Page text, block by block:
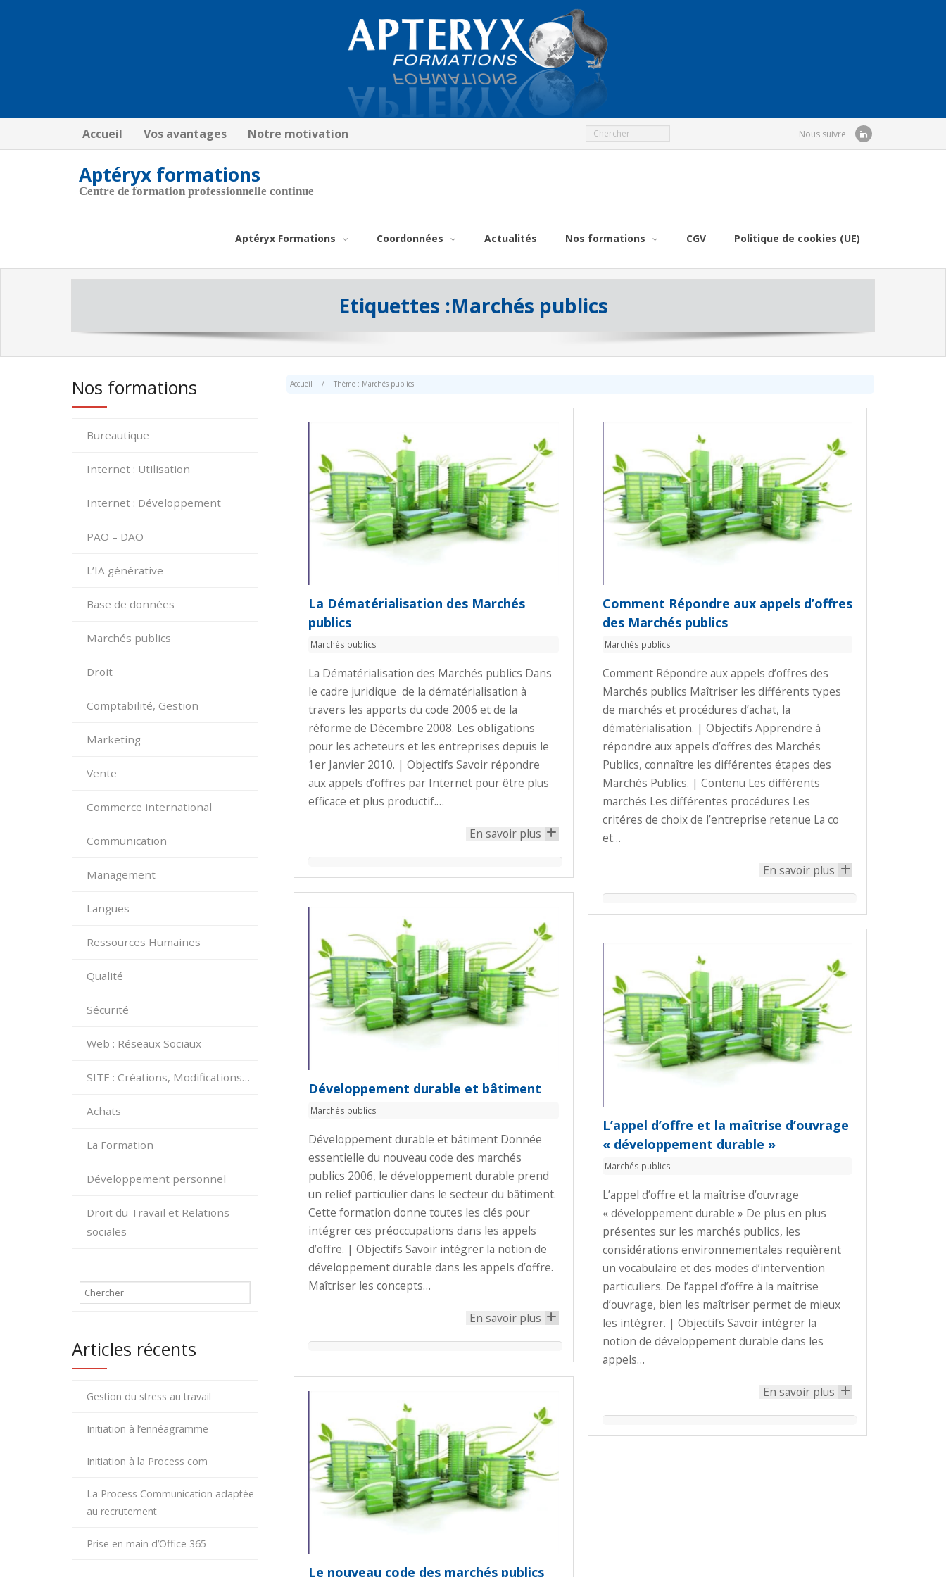
Accueil Vos avantages Notre motivation Nous suivre
Aptéryx formations
Centre de formation professionnelle continue
Aptéryx Formations Coordonnées Actualités Nos formations CGV Politique de cookies (UE)
Etiquettes :Marchés publics
Accueil / Thème : Marchés publics
La Dématérialisation des Marchés
publics
Marchés publics
La Dématérialisation des Marchés publics Dans
le cadre juridique de la dématérialisation à
travers les apports du code 2006 et de la
réforme de Décembre 2008. Les obligations
pour les acheteurs et les entreprises depuis le
1er Janvier 2010. | Objectifs Savoir répondre
aux appels d’offres par Internet pour être plus
efficace et plus productif.…
En savoir plus +
Comment Répondre aux appels d’offres
des Marchés publics
Marchés publics
Comment Répondre aux appels d’offres des
Marchés publics Maîtriser les différents types
de marchés et procédures d’achat, la
dématérialisation. | Objectifs Apprendre à
répondre aux appels d’offres des Marchés
Publics, connaître les différentes étapes des
Marchés Publics. | Contenu Les différents
marchés Les différentes procédures Les
critéres de choix de l’entreprise retenue La co
et…
En savoir plus +
Développement durable et bâtiment
Marchés publics
Développement durable et bâtiment Donnée
essentielle du nouveau code des marchés
publics 2006, le développement durable prend
un relief particulier dans le secteur du bâtiment.
Cette formation donne toutes les clés pour
intégrer ces préoccupations dans les appels
d’offre. | Objectifs Savoir intégrer la notion de
développement durable dans les appels d’offre.
Maîtriser les concepts…
En savoir plus +
L’appel d’offre et la maîtrise d’ouvrage
« développement durable »
Marchés publics
L’appel d’offre et la maîtrise d’ouvrage
« développement durable » De plus en plus
présentes sur les marchés publics, les
considérations environnementales requièrent
un vocabulaire et des modes d’intervention
particuliers. De l’appel d’offre à la maîtrise
d’ouvrage, bien les maîtriser permet de mieux
les intégrer. | Objectifs Savoir intégrer la
notion de développement durable dans les
appels…
En savoir plus +
Le nouveau code des marchés publics
Nos formations
Bureautique
Internet : Utilisation
Internet : Développement
PAO – DAO
L’IA générative
Base de données
Marchés publics
Droit
Comptabilité, Gestion
Marketing
Vente
Commerce international
Communication
Management
Langues
Ressources Humaines
Qualité
Sécurité
Web : Réseaux Sociaux
SITE : Créations, Modifications…
Achats
La Formation
Développement personnel
Droit du Travail et Relations
sociales
Articles récents
Gestion du stress au travail
Initiation à l’ennéagramme
Initiation à la Process com
La Process Communication adaptée
au recrutement
Prise en main d’Office 365